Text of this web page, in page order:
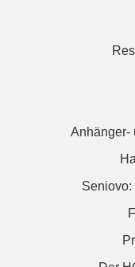
Anhänger-
Seniovo: